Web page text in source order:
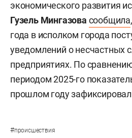
экономического развития
Гузель Мингазова сообщила
года в исполком города
уведомлений о несчастных
предприятиях. По
периодом 2025-го
прошлом году
#происшествия